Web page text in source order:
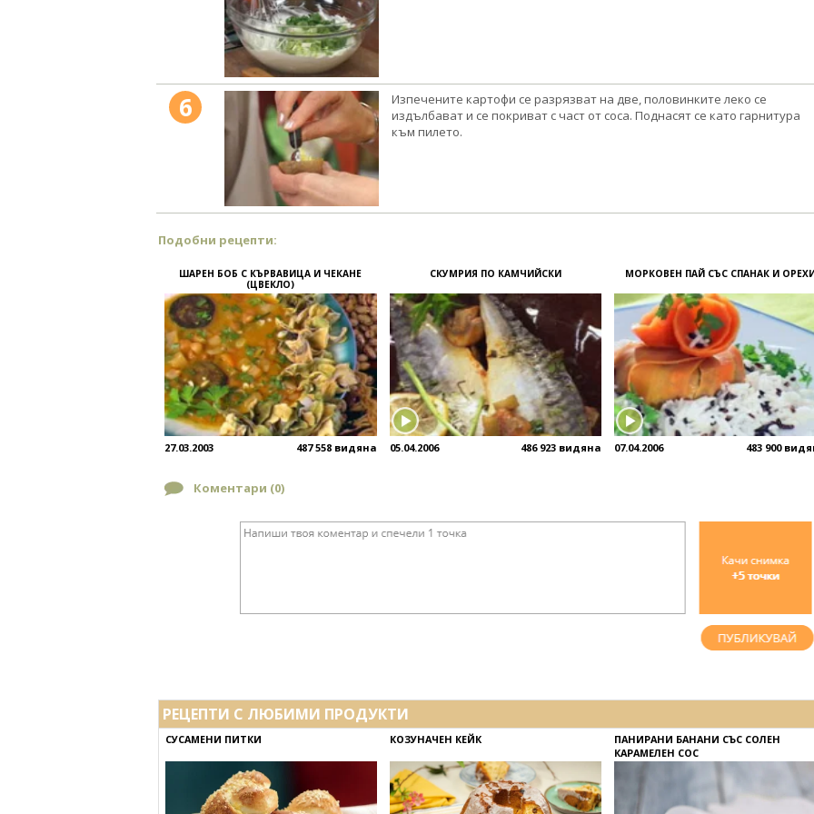
6
Изпечените картофи се разрязват на две, половинките леко се
издълбават и се покриват с част от соса. Поднасят се като гарнитура
към пилето.
Подобни рецепти:
ШАРЕН БОБ С КЪРВАВИЦА И ЧЕКАНЕ
(ЦВЕКЛО)
27.03.2003 487 558 видяна
СКУМРИЯ ПО КАМЧИЙСКИ
05.04.2006 486 923 видяна
МОРКОВЕН ПАЙ СЪС СПАНАК И
07.04.2006 483 900
Коментари (0)
РЕЦЕПТИ С ЛЮБИМИ ПРОДУКТИ
СУСАМЕНИ ПИТКИ КОЗУНАЧЕН КЕЙК
ПАНИРАНИ БАНАНИ СЪС СОЛЕН
КАРАМЕЛЕН СОС